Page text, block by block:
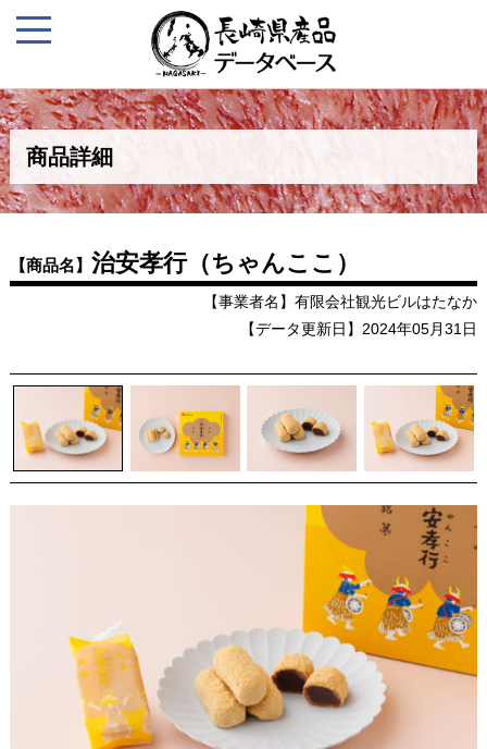
商品詳細
【商品名】 治安孝行（ちゃんここ）
【事業者名】有限会社観光ビルはたなか
【データ更新日】2024年05月31日